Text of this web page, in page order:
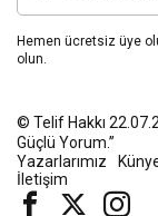
Hemen ücretsiz üye
olun.
© Telif Hakkı
Güçlü Yorum.”
Yazarlarımız
İletişim